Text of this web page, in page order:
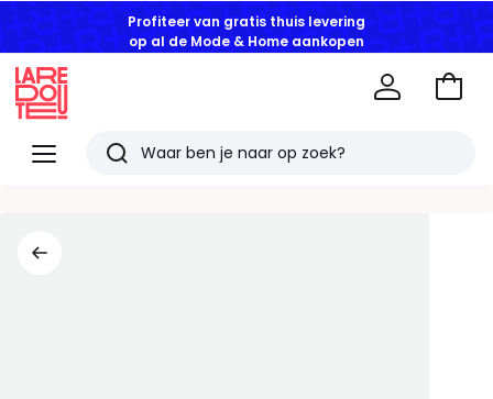
Profiteer van gratis thuis levering
op al de Mode & Home aankopen
Menu
Redoute
Zoeken
Naar